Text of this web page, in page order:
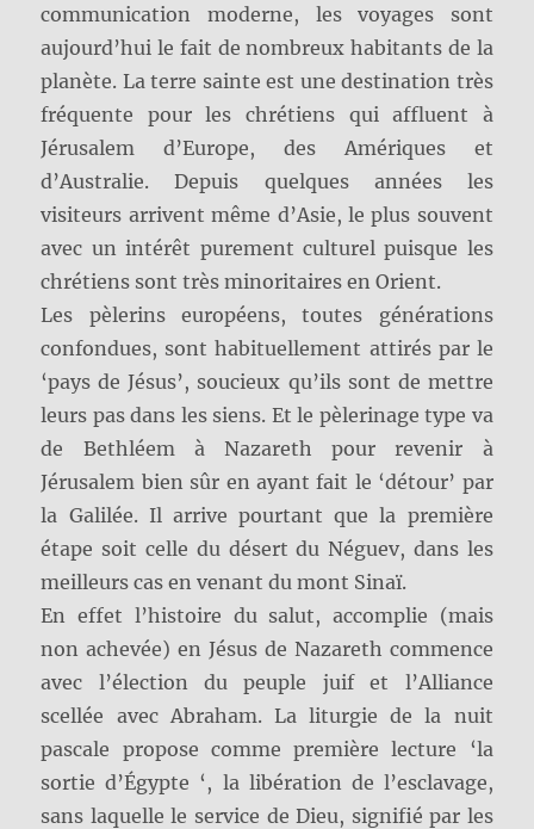
communication moderne, les voyages sont
aujourd’hui le fait de nombreux habitants de la
planète. La terre sainte est une destination très
fréquente pour les chrétiens qui affluent à
Jérusalem d’Europe, des Amériques et
d’Australie. Depuis quelques années les
visiteurs arrivent même d’Asie, le plus souvent
avec un intérêt purement culturel puisque les
chrétiens sont très minoritaires en Orient.
Les pèlerins européens, toutes générations
confondues, sont habituellement attirés par le
‘pays de Jésus’, soucieux qu’ils sont de mettre
leurs pas dans les siens. Et le pèlerinage type va
de Bethléem à Nazareth pour revenir à
Jérusalem bien sûr en ayant fait le ‘détour’ par
la Galilée. Il arrive pourtant que la première
étape soit celle du désert du Néguev, dans les
meilleurs cas en venant du mont Sinaï.
En effet l’histoire du salut, accomplie (mais
non achevée) en Jésus de Nazareth commence
avec l’élection du peuple juif et l’Alliance
scellée avec Abraham. La liturgie de la nuit
pascale propose comme première lecture ‘la
sortie d’Égypte ‘, la libération de l’esclavage,
sans laquelle le service de Dieu, signifié par les